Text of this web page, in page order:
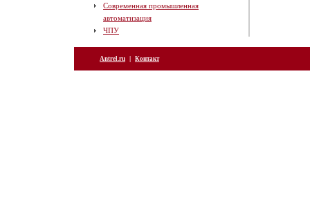
Современная промышленная
автоматизация
ЧПУ
Antrel.ru | Контакт